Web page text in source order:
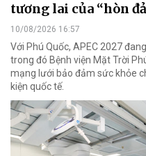
tương lai của “hòn
10/08/2026 16:57
Với Phú Quốc, APEC 2027
trong đó Bệnh viện Mặt Trời
mạng lưới bảo đảm sức khỏe
kiện quốc tế.